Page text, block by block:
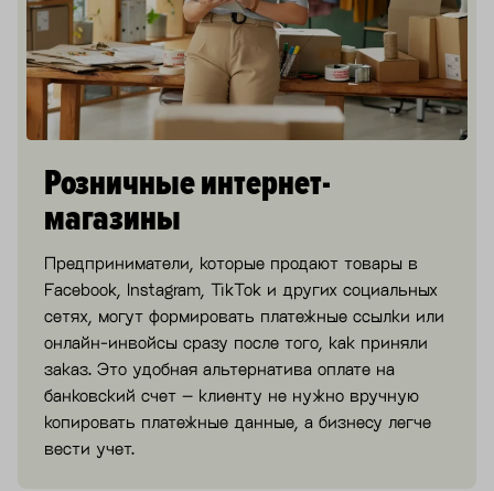
Розничные интернет-
магазины
Предприниматели, которые продают товары в
Facebook, Instagram, TikTok и других социальных
сетях, могут формировать платежные ссылки или
онлайн-инвойсы сразу после того, как приняли
заказ. Это удобная альтернатива оплате на
банковский счет – клиенту не нужно вручную
копировать платежные данные, а бизнесу легче
вести учет.